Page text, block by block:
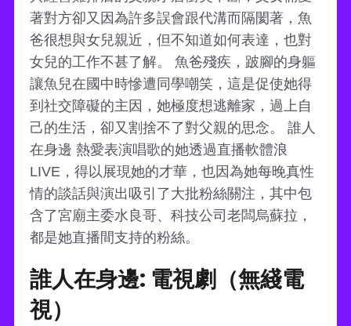
著對方卻又因為許多誤會跟代溝而隔閡著，魚
爸很想與女兒親近，但不知道如何表達，也對
女兒的工作不甚了解。 魚爸殘疾，跛腳的身軀
讓魚兒在國中時慘遭同學嘲笑，這是促使她得
到社交障礙的主因，她極度想逃離家，過上自
己的生活，卻又割捨不了對父親的思念。 誰人
在身邊 熱愛表演唱歌的她透過直播軟體浪
LIVE，得以展現她的才華，也因為她每晚真性
情的談話與演出吸引了大批粉絲關注，其中包
含了宮廟主委水良哥、科技公司老闆烏蘇拉，
都是她直播間支持的粉絲。
誰人在身邊: 電視劇（無綫電
視）